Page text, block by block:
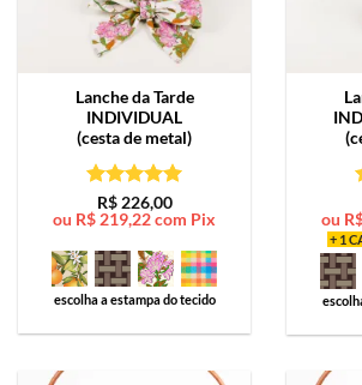
Lanche da Tarde
INDIVIDUAL
(cesta de metal)
Avaliação5
de 5
R$226,00
ou R$ 219,22com Pix
escolha a estampa do tecido
ou
+ 1